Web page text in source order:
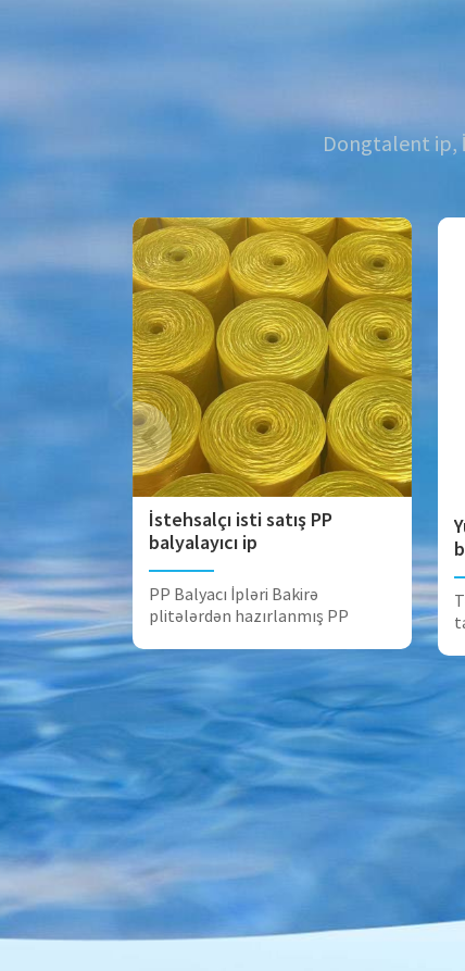
Dongtalent ip,
İstehsalçı isti satış PP
balyalayıcı ip
PP Balyacı İpləri Bakirə
plitələrdən hazırlanmış PP